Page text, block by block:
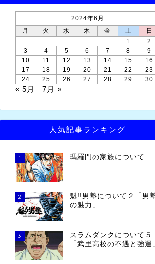
2024年6月
月
火 水 木 金 土
日
1
2
3
4 5 6 7 8
9
10
11 12 13 14 15
16
17
18 19 20 21 22
23
24
25 26 27 28 29 30
« 5月 7月 »
人気記事ランキング
1 瑪羅門の家族について
2
魁!!男塾について２「男
の魅力」
3
スラムダンクについて５
「武里高校の不遇と強運